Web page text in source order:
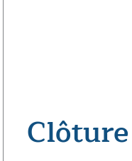
Clôture